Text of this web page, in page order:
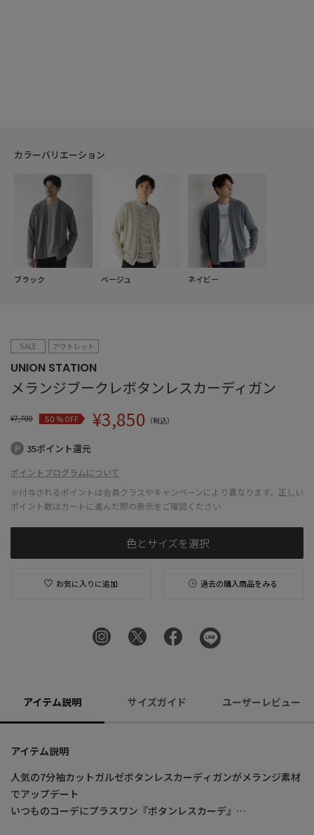
カラーバリエーション
ブラック ベージュ ネイビー
SALE アウトレット
UNION STATION
メランジブークレボタンレスカーディガン
¥7,700 50% OFF ¥3,850 （税込）
35ポイント還元
ポイントプログラムについて
※付与されるポイントは会員クラスやキャンペーンにより異なります。正しい
ポイント数はカートに進んだ際の表示をご確認ください
色とサイズを選択
お気に入りに追加 過去の購入商品をみる
アイテム説明 サイズガイド ユーザーレビュー
アイテム説明
人気の7分袖カットガルゼボタンレスカーディガンがメランジ素材
でアップデート
いつものコーデにプラスワン『ボタンレスカーデ』